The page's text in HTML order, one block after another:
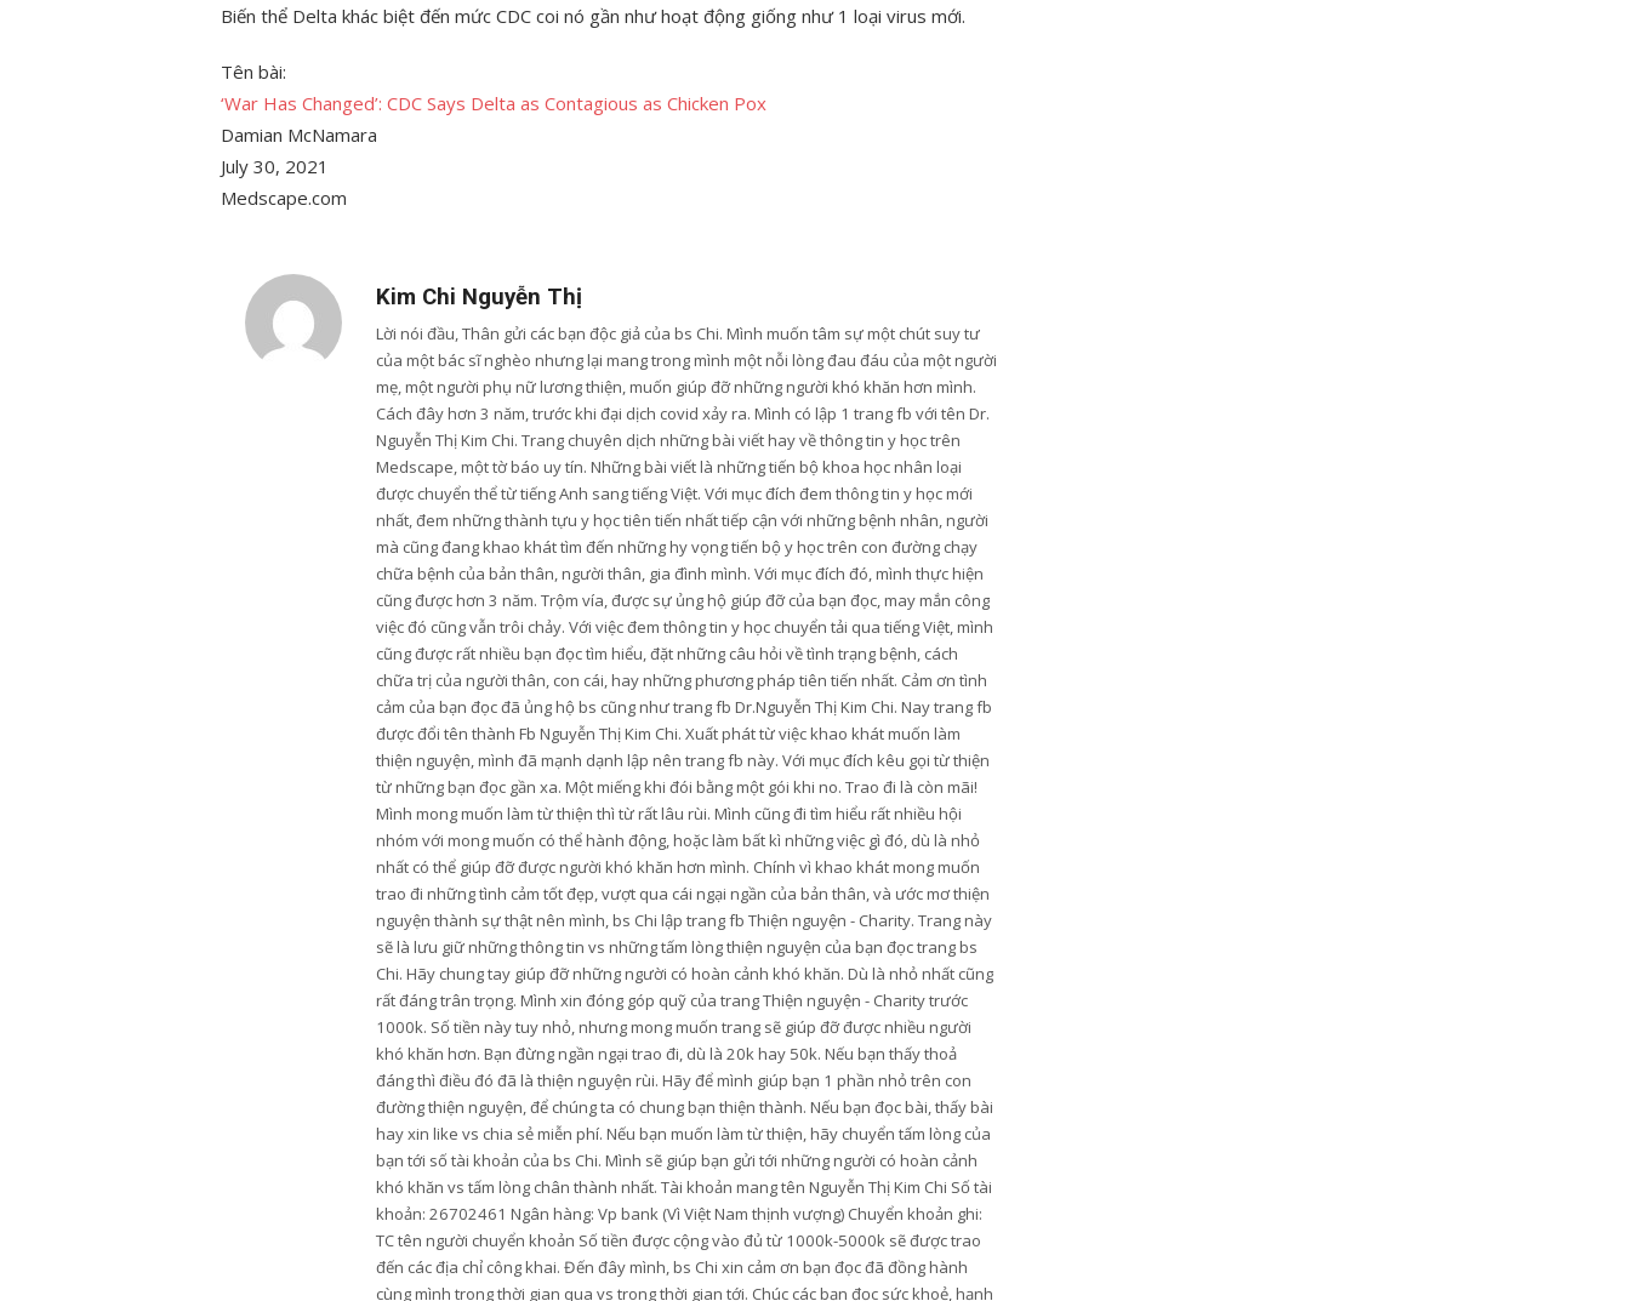
Biến thể Delta khác biệt đến mức CDC coi nó gần như hoạt động giống như 1 loại virus mới.
Tên bài:
‘War Has Changed’: CDC Says Delta as Contagious as Chicken Pox
Damian McNamara
July 30, 2021
Medscape.com
Kim Chi Nguyễn Thị
Lời nói đầu, Thân gửi các bạn độc giả của bs Chi. Mình muốn tâm sự một chút suy tư
của một bác sĩ nghèo nhưng lại mang trong mình một nỗi lòng đau đáu của một người
mẹ, một người phụ nữ lương thiện, muốn giúp đỡ những người khó khăn hơn mình.
Cách đây hơn 3 năm, trước khi đại dịch covid xảy ra. Mình có lập 1 trang fb với tên Dr.
Nguyễn Thị Kim Chi. Trang chuyên dịch những bài viết hay về thông tin y học trên
Medscape, một tờ báo uy tín. Những bài viết là những tiến bộ khoa học nhân loại
được chuyển thể từ tiếng Anh sang tiếng Việt. Với mục đích đem thông tin y học mới
nhất, đem những thành tựu y học tiên tiến nhất tiếp cận với những bệnh nhân, người
mà cũng đang khao khát tìm đến những hy vọng tiến bộ y học trên con đường chạy
chữa bệnh của bản thân, người thân, gia đình mình. Với mục đích đó, mình thực hiện
cũng được hơn 3 năm. Trộm vía, được sự ủng hộ giúp đỡ của bạn đọc, may mắn công
việc đó cũng vẫn trôi chảy. Với việc đem thông tin y học chuyển tải qua tiếng Việt, mình
cũng được rất nhiều bạn đọc tìm hiểu, đặt những câu hỏi về tình trạng bệnh, cách
chữa trị của người thân, con cái, hay những phương pháp tiên tiến nhất. Cảm ơn tình
cảm của bạn đọc đã ủng hộ bs cũng như trang fb Dr.Nguyễn Thị Kim Chi. Nay trang fb
được đổi tên thành Fb Nguyễn Thị Kim Chi. Xuất phát từ việc khao khát muốn làm
thiện nguyện, mình đã mạnh dạnh lập nên trang fb này. Với mục đích kêu gọi từ thiện
từ những bạn đọc gần xa. Một miếng khi đói bằng một gói khi no. Trao đi là còn mãi!
Mình mong muốn làm từ thiện thì từ rất lâu rùi. Mình cũng đi tìm hiểu rất nhiều hội
nhóm với mong muốn có thể hành động, hoặc làm bất kì những việc gì đó, dù là nhỏ
nhất có thể giúp đỡ được người khó khăn hơn mình. Chính vì khao khát mong muốn
trao đi những tình cảm tốt đẹp, vượt qua cái ngại ngần của bản thân, và ước mơ thiện
nguyện thành sự thật nên mình, bs Chi lập trang fb Thiện nguyện - Charity. Trang này
sẽ là lưu giữ những thông tin vs những tấm lòng thiện nguyện của bạn đọc trang bs
Chi. Hãy chung tay giúp đỡ những người có hoàn cảnh khó khăn. Dù là nhỏ nhất cũng
rất đáng trân trọng. Mình xin đóng góp quỹ của trang Thiện nguyện - Charity trước
1000k. Số tiền này tuy nhỏ, nhưng mong muốn trang sẽ giúp đỡ được nhiều người
khó khăn hơn. Bạn đừng ngần ngại trao đi, dù là 20k hay 50k. Nếu bạn thấy thoả
đáng thì điều đó đã là thiện nguyện rùi. Hãy để mình giúp bạn 1 phần nhỏ trên con
đường thiện nguyện, để chúng ta có chung bạn thiện thành. Nếu bạn đọc bài, thấy bài
hay xin like vs chia sẻ miễn phí. Nếu bạn muốn làm từ thiện, hãy chuyển tấm lòng của
bạn tới số tài khoản của bs Chi. Mình sẽ giúp bạn gửi tới những người có hoàn cảnh
khó khăn vs tấm lòng chân thành nhất. Tài khoản mang tên Nguyễn Thị Kim Chi Số tài
khoản: 26702461 Ngân hàng: Vp bank (Vì Việt Nam thịnh vượng) Chuyển khoản ghi:
TC tên người chuyển khoản Số tiền được cộng vào đủ từ 1000k-5000k sẽ được trao
đến các địa chỉ công khai. Đến đây mình, bs Chi xin cảm ơn bạn đọc đã đồng hành
cùng mình trong thời gian qua vs trong thời gian tới. Chúc các bạn đọc sức khoẻ, hạnh